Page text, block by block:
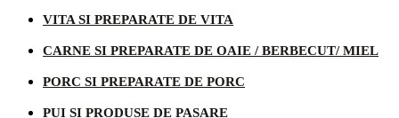
VITA SI PREPARATE DE VITA
CARNE SI PREPARATE DE OAIE / BERBECUT/ MIEL
PORC SI PREPARATE DE PORC
PUI SI PRODUSE DE PASARE